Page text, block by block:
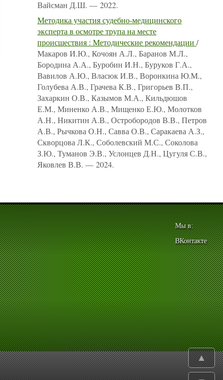
Вайсман Д.Ш. — 2022.
Методика участия судебно-медицинского
эксперта в осмотре трупа на месте
происшествия : Методические рекомендации /
Макаров И.Ю., Кочоян А.Л., Баранов М.Л.,
Бородина А.А., Буробин И.Н., Буруков Г.А.,
Вавилов А.Ю., Власюк И.В., Воронкина Ю.М.,
Голубева А.В., Грачева К.В., Григорьев В.П.,
Захаркин О.В., Казымов М.А., Кильдюшов
Е.М., Миненко А.В., Мищенко Е.Ю., Молотков
А.Н., Никитин А.В., Остробородов В.В., Петров
А.В., Рычкова О.Н., Савва О.В., Саракаева А.З.,
Скворцова Л.К., Соболевский М.С., Соколова
З.Ю., Туманов Э.В., Услонцев Д.Н., Цугуля С.В.,
Яковлев В.В. — 2024.
Мы в:
ВКонтакте
▲